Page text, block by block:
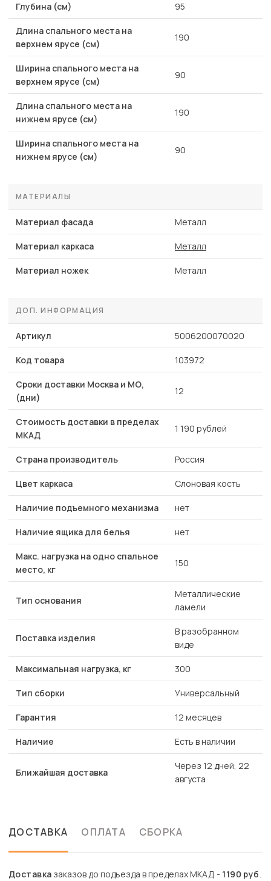
Глубина (см) 95
Длина спального места на
верхнем ярусе (см)
190
Ширина спального места на
верхнем ярусе (см)
90
Длина спального места на
нижнем ярусе (см)
190
Ширина спального места на
нижнем ярусе (см)
90
МАТЕРИАЛЫ
Материал фасада Металл
Материал каркаса Металл
Материал ножек Металл
ДОП. ИНФОРМАЦИЯ
Артикул 5006200070020
Код товара 103972
Сроки доставки Москва и МО,
(дни)
12
Стоимость доставки в пределах
МКАД
1 190 рублей
Страна производитель Россия
Цвет каркаса Слоновая кость
Наличие подъемного механизма нет
Наличие ящика для белья нет
Макс. нагрузка на одно спальное
место, кг
150
Тип основания
Металлические
ламели
Поставка изделия
В разобранном
виде
Максимальная нагрузка, кг 300
Тип сборки Универсальный
Гарантия 12 месяцев
Наличие Есть в наличии
Ближайшая доставка
Через 12 дней, 22
августа
ДОСТАВКА ОПЛАТА СБОРКА
Доставка заказов до подъезда в пределах МКАД - 1190 руб.